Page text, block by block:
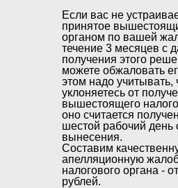
Если вас не
принятое
органом по вашей
течение 3 месяцев с
получения этого
можете обжаловать
этом надо учитывать,
уклоняетесь от
вышестоящего
оно считается
шестой рабочий день
вынесения.
Составим
апелляционную
налогового органа -
рублей.